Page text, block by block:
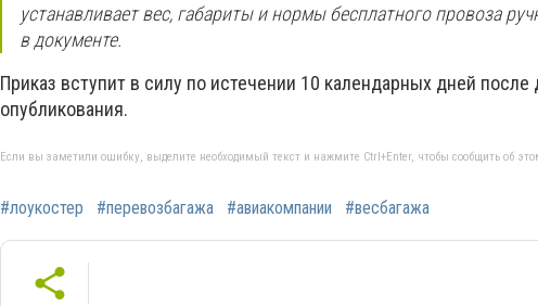
устанавливает вес, габариты и нормы бесплатного провоза
в документе.
Приказ вступит в силу по истечении 10 календарных дней после
опубликования.
Если вы заметили ошибку, выделите необходимый текст и нажмите Ctrl+Enter, чтобы сообщить об
#лоукостер #перевозбагажа #авиакомпании #весбагажа